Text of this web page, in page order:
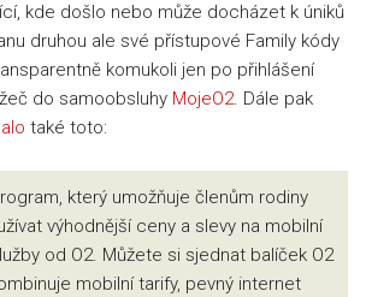
kde došlo nebo může docházet k úniků
druhou ale své přístupové Family kódy
komukoli jen po přihlášení
do samoobsluhy MojeO2. Dále pak
také toto:
který umožňuje členům rodiny
výhodnější ceny a slevy na mobilní
od O2. Můžete si sjednat balíček O2
mobilní tarify, pevný internet